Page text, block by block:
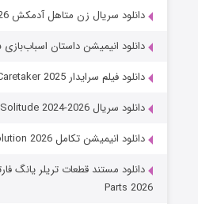
دانلود سریال زن متاهل آدمکش A Bona Fide Killer 2026
دانلود انیمیشن داستان اسباب‌بازی ۵ Toy Story 5 (2026)
دانلود فیلم سرایدار The Caretaker 2025
دانلود سریال One Hundred Years of Solitude 2024-2026
دانلود انیمیشن تکامل Evolution 2026
Parts 2026